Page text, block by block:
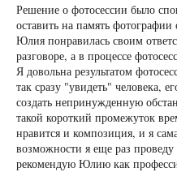
Решение о фотосессии было
оставить на память
Юлия понравилась своим
разговоре, а в процессе
Я довольна результатом
так сразу "увидеть" человека,
создать непринужденную
такой короткий промежуток
нравится и композиция, и я
возможности я еще раз
рекомендую Юлию как